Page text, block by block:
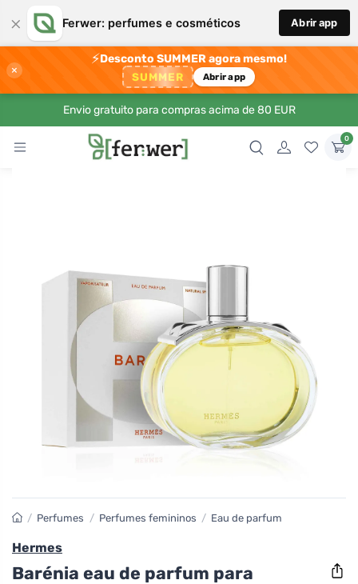
× Ferwer: perfumes e cosméticos Abrir app
×
⚡Desconto SUMMER agora mesmo!
SUMMER Abrir app
Envio gratuito para compras acima de 80 EUR
0
/ Perfumes / Perfumes femininos / Eau de parfum
Hermes
Barénia eau de parfum para